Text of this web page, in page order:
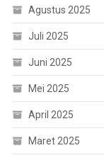
Agustus 2025
Juli 2025
Juni 2025
Mei 2025
April 2025
Maret 2025